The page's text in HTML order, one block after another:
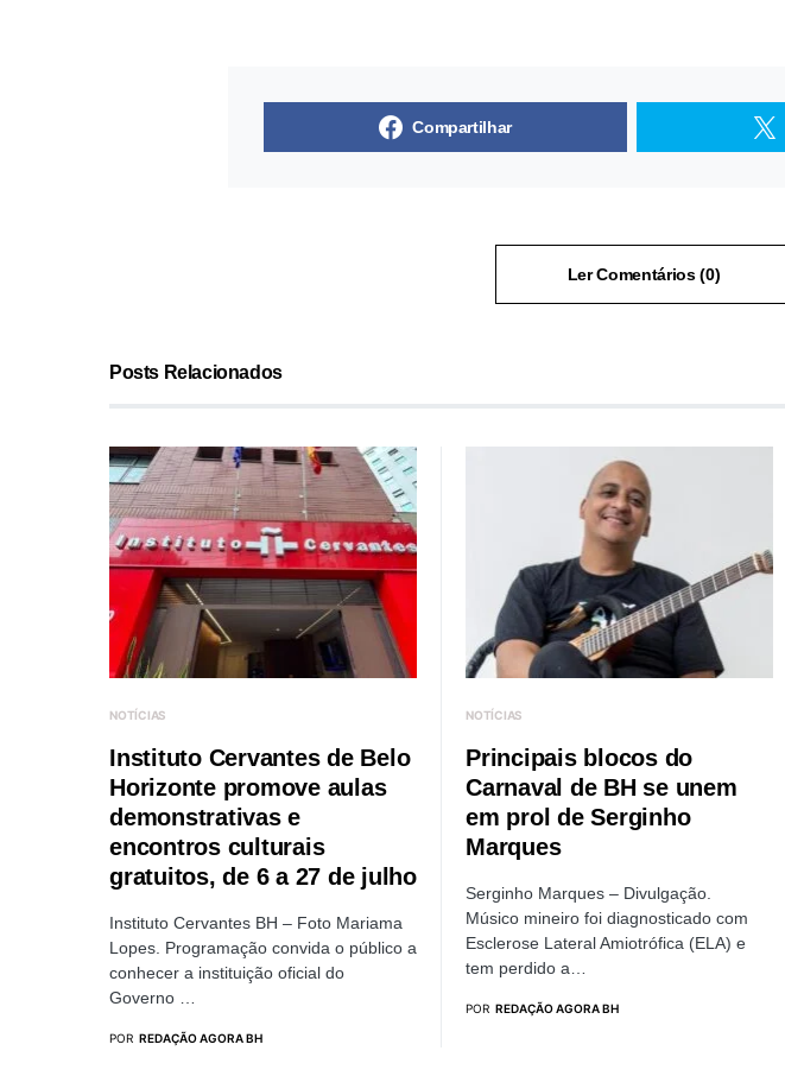
Compartilhar
Ler Comentários (0)
Posts Relacionados
NOTÍCIAS
Instituto Cervantes de Belo
Horizonte promove aulas
demonstrativas e
encontros culturais
gratuitos, de 6 a 27 de julho
Instituto Cervantes BH – Foto Mariama
Lopes. Programação convida o público a
conhecer a instituição oficial do
Governo …
POR REDAÇÃO AGORA BH
NOTÍCIAS
Principais blocos do
Carnaval de BH se unem
em prol de Serginho
Marques
Serginho Marques – Divulgação.
Músico mineiro foi diagnosticado com
Esclerose Lateral Amiotrófica (ELA) e
tem perdido a…
POR REDAÇÃO AGORA BH